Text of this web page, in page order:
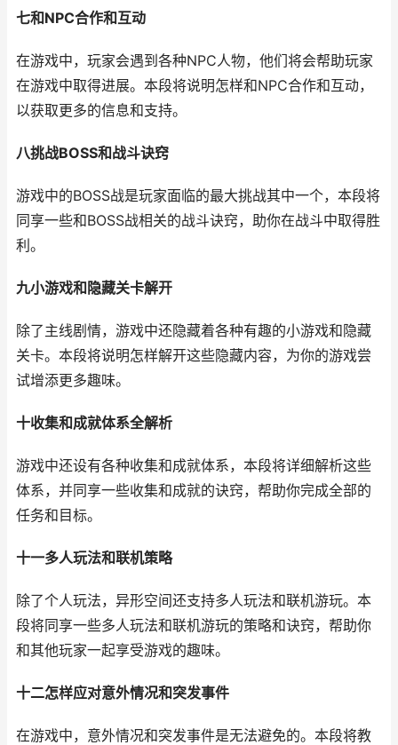
七和NPC合作和互动
在游戏中，玩家会遇到各种NPC人物，他们将会帮助玩家
在游戏中取得进展。本段将说明怎样和NPC合作和互动，
以获取更多的信息和支持。
八挑战BOSS和战斗诀窍
游戏中的BOSS战是玩家面临的最大挑战其中一个，本段将
同享一些和BOSS战相关的战斗诀窍，助你在战斗中取得胜
利。
九小游戏和隐藏关卡解开
除了主线剧情，游戏中还隐藏着各种有趣的小游戏和隐藏
关卡。本段将说明怎样解开这些隐藏内容，为你的游戏尝
试增添更多趣味。
十收集和成就体系全解析
游戏中还设有各种收集和成就体系，本段将详细解析这些
体系，并同享一些收集和成就的诀窍，帮助你完成全部的
任务和目标。
十一多人玩法和联机策略
除了个人玩法，异形空间还支持多人玩法和联机游玩。本
段将同享一些多人玩法和联机游玩的策略和诀窍，帮助你
和其他玩家一起享受游戏的趣味。
十二怎样应对意外情况和突发事件
在游戏中，意外情况和突发事件是无法避免的。本段将教